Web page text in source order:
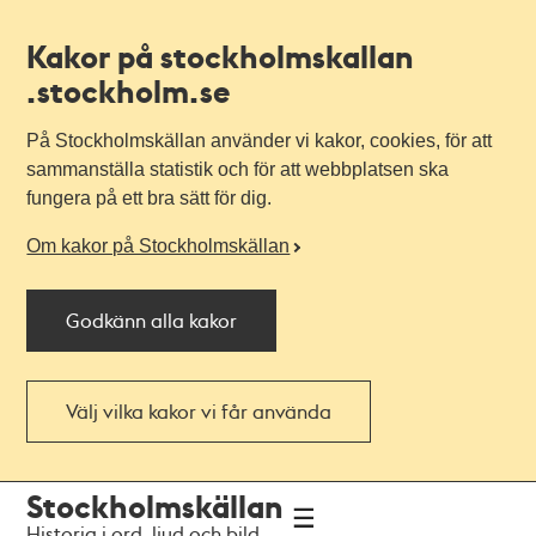
Kakor på stockholmskallan
.stockholm.se
På Stockholmskällan använder vi kakor, cookies, för att
sammanställa statistik och för att webbplatsen ska
fungera på ett bra sätt för dig.
Om kakor på Stockholmskällan
Godkänn alla kakor
Välj vilka kakor vi får använda
navigationen
huvudinnehållet
Stockholmskällan